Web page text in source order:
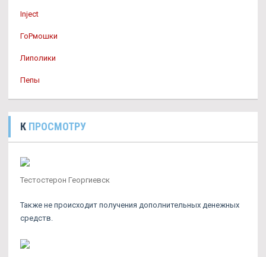
Inject
ГоРмошки
Липолики
Пепы
К ПРОСМОТРУ
Тестостерон Георгиевск
Также не происходит получения дополнительных денежных
средств.